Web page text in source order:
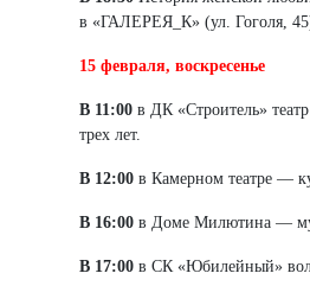
в «ГАЛЕРЕЯ_К» (ул. Гоголя,
15 февраля, воскресенье
В 11:00 в ДК «Строитель»
трех лет.
В 12:00 в Камерном театре —
В 16:00 в Доме Милютина —
В 17:00 в СК «Юбилейный»